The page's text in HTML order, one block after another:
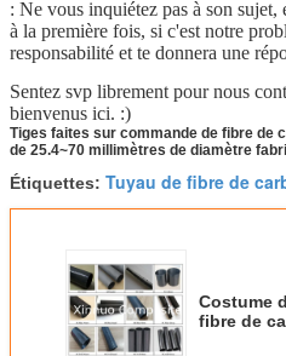
: Ne vous inquiétez pas à son
à la première fois, si c'est notre
responsabilité et te donnera une
Sentez svp librement pour nous
bienvenus ici. :)
Tiges faites sur commande de fibre de
de 25.4~70 millimètres de diamètre
Étiquettes: Tuyau de fibre de
Costume
fibre de